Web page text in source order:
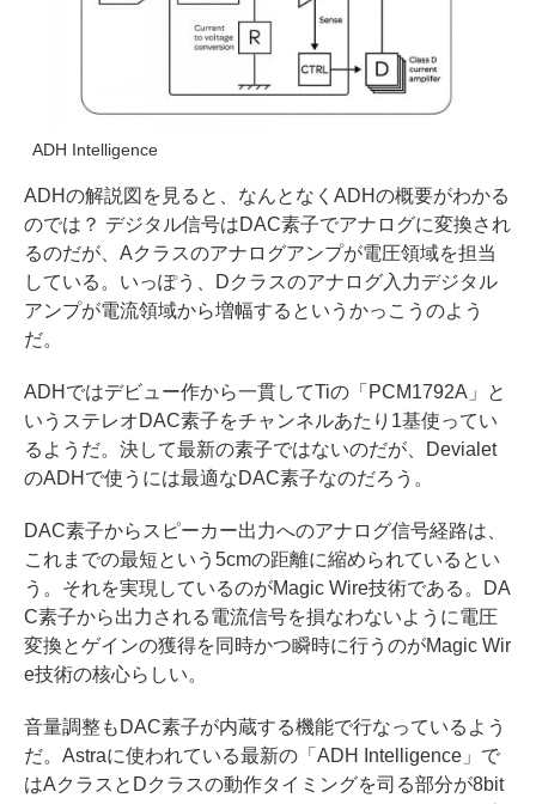
ADH Intelligence
ADHの解説図を見ると、なんとなくADHの概要がわかる
のでは？ デジタル信号はDAC素子でアナログに変換され
るのだが、Aクラスのアナログアンプが電圧領域を担当
している。いっぽう、Dクラスのアナログ入力デジタル
アンプが電流領域から増幅するというかっこうのよう
だ。
ADHではデビュー作から一貫してTiの「PCM1792A」と
いうステレオDAC素子をチャンネルあたり1基使ってい
るようだ。決して最新の素子ではないのだが、Devialet
のADHで使うには最適なDAC素子なのだろう。
DAC素子からスピーカー出力へのアナログ信号経路は、
これまでの最短という5cmの距離に縮められているとい
う。それを実現しているのがMagic Wire技術である。DA
C素子から出力される電流信号を損なわないように電圧
変換とゲインの獲得を同時かつ瞬時に行うのがMagic Wir
e技術の核心らしい。
音量調整もDAC素子が内蔵する機能で行なっているよう
だ。Astraに使われている最新の「ADH Intelligence」で
はAクラスとDクラスの動作タイミングを司る部分が8bit